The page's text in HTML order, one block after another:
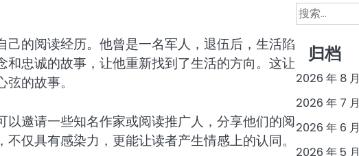
的阅读经历。他曾是一名军人，退伍后，生活陷
忠诚的故事，让他重新找到了生活的方向。这让
的故事。
邀请一些知名作家或阅读推广人，分享他们的阅
仅具有感染力，更能让读者产生情感上的认同。
搜
索：
归档
2026 年 8 月
2026 年 7 月
2026 年 6 月
2026 年 5 月